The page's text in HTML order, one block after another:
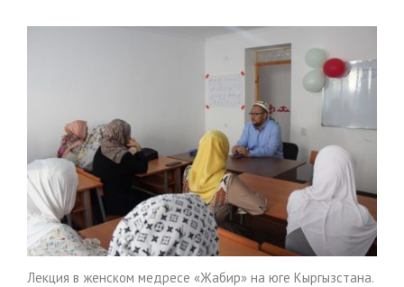
Лекция в женском медресе «Жабир» на юге Кыргызстана.